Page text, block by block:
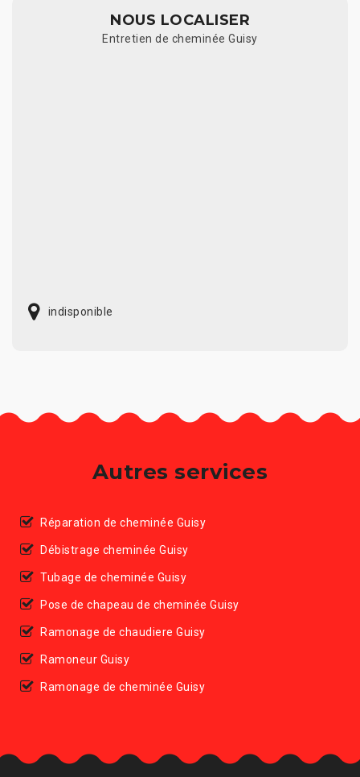
NOUS LOCALISER
Entretien de cheminée Guisy
indisponible
Autres services
Réparation de cheminée Guisy
Débistrage cheminée Guisy
Tubage de cheminée Guisy
Pose de chapeau de cheminée Guisy
Ramonage de chaudiere Guisy
Ramoneur Guisy
Ramonage de cheminée Guisy